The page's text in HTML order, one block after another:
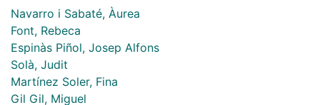
Navarro i Sabaté, Àurea
Font, Rebeca
Espinàs Piñol, Josep Alfons
Solà, Judit
Martínez Soler, Fina
Gil Gil, Miguel